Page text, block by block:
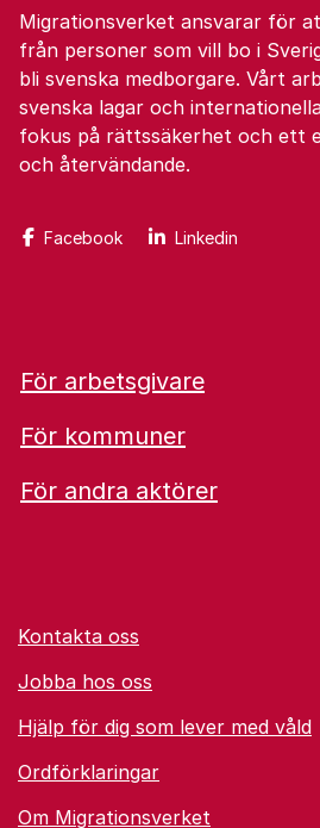
Migrationsverket ansvarar för
från personer som vill bo i
bli svenska medborgare. Vårt
svenska lagar och
fokus på rättssäkerhet och ett
och återvändande.
Facebook Linkedin
För arbetsgivare
För kommuner
För andra aktörer
Kontakta oss
Jobba hos oss
Hjälp för dig som lever med våld
Ordförklaringar
Om Migrationsverket